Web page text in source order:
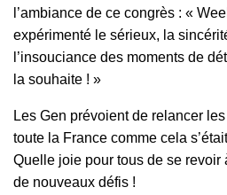
l’ambiance de ce congrès : «
expérimenté le sérieux, la
l’insouciance des moments de
la souhaite ! »
Les Gen prévoient de relancer
toute la France comme cela
Quelle joie pour tous de se revoir
de nouveaux défis !